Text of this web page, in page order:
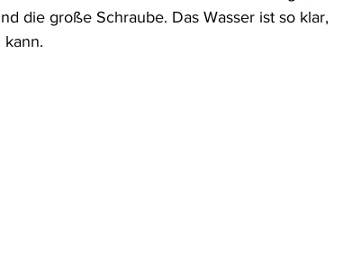
die große Schraube. Das Wasser ist so klar,
kann.